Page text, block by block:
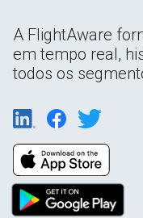
A FlightAware
em tempo real,
todos os